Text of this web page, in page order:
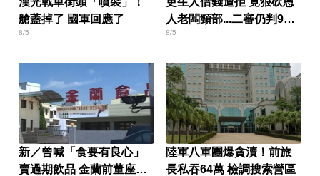
艙蓋掉了 國軍回應了
8/5
人老闆頸部...二審仍判9年
半
8/5
新／曾喊「食要有良心」
賣過期飲品 金蘭前董座遭
陸軍八軍團爆貪瀆！前旅
長私吞64萬 檢調搜索營區